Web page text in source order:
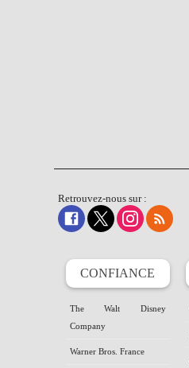
Retrouvez-nous sur :
CONFIANCE
The Walt Disney
Company
Warner Bros. France